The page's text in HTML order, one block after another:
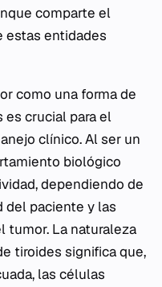
comparte el
estas entidades
como una forma de
crucial para el
clínico. Al ser un
biológico
dependiendo de
del paciente y las
tumor. La naturaleza
tiroides significa que,
las células